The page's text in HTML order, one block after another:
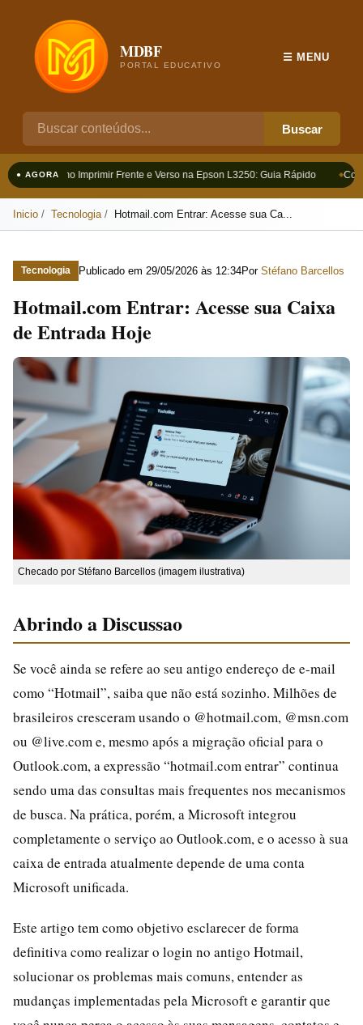
MDBF
PORTAL EDUCATIVO
Buscar
☰ MENU
● AGORAComo Imprimir Frente e Verso na Epson L3250: Guia Rápido
Inicio Tecnologia Hotmail.com Entrar: Acesse sua Ca...
Tecnologia Publicado em 29/05/2026 às 12:34Por Stéfano Barcellos
Hotmail.com Entrar: Acesse sua Caixa
de Entrada Hoje
Checado por Stéfano Barcellos (imagem ilustrativa)
Abrindo a Discussao
Se você ainda se refere ao seu antigo endereço de e-mail
como “Hotmail”, saiba que não está sozinho. Milhões de
brasileiros cresceram usando o @hotmail.com, @msn.com
ou @live.com e, mesmo após a migração oficial para o
Outlook.com, a expressão “hotmail.com entrar” continua
sendo uma das consultas mais frequentes nos mecanismos
de busca. Na prática, porém, a Microsoft integrou
completamente o serviço ao Outlook.com, e o acesso à sua
caixa de entrada atualmente depende de uma conta
Microsoft unificada.
Este artigo tem como objetivo esclarecer de forma
definitiva como realizar o login no antigo Hotmail,
solucionar os problemas mais comuns, entender as
mudanças implementadas pela Microsoft e garantir que